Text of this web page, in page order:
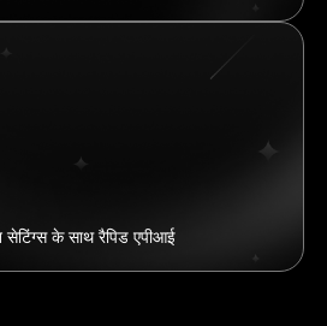
के साथ रैपिड एपीआई